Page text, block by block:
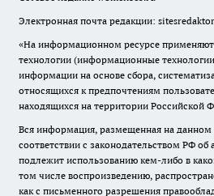
Электронная почта редакции:
«На информационном ресурсе
технологии (информационные
информации на основе сбора,
относящихся к предпочтениям
находящихся на территории Российской
Вся информация, размещенная на данном
соответствии с законодательством РФ об
подлежит использованию кем-либо в
том числе воспроизведению,
как с письменного разрешения